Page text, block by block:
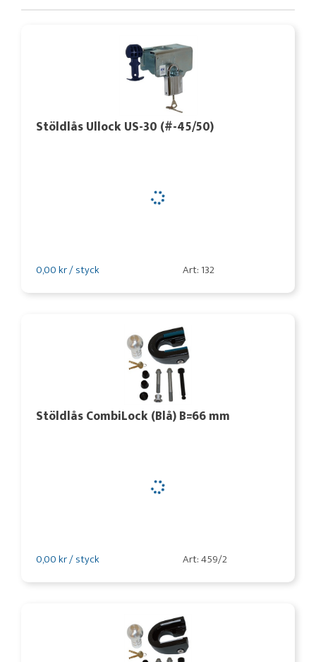
Stöldlås Ullock US-30 (#-45/50)
0,00 kr / styck Art: 132
Stöldlås CombiLock (Blå) B=66 mm
0,00 kr / styck Art: 459/2